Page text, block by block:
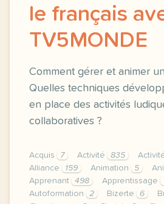
le français
TV5MONDE
Comment gérer et animer
Quelles techniques
en place des activités
collaboratives ?
Acquis 7 Activité 835
Alliance
159 Animation 5
Apprenant
498 Apprentissage
Autoformation
2 Bizerte 6